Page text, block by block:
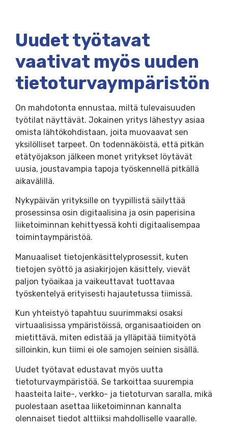
Uudet työtavat
vaativat myös uuden
tietoturvaympäristön
On mahdotonta ennustaa, miltä tulevaisuuden
työtilat näyttävät. Jokainen yritys lähestyy asiaa
omista lähtökohdistaan, joita muovaavat sen
yksilölliset tarpeet. On todennäköistä, että pitkän
etätyöjakson jälkeen monet yritykset löytävät
uusia, joustavampia tapoja työskennellä pitkällä
aikavälillä.
Nykypäivän yrityksille on tyypillistä säilyttää
prosessinsa osin digitaalisina ja osin paperisina
liiketoiminnan kehittyessä kohti digitaalisempaa
toimintaympäristöä.
Manuaaliset tietojenkäsittelyprosessit, kuten
tietojen syöttö ja asiakirjojen käsittely, vievät
paljon työaikaa ja vaikeuttavat tuottavaa
työskentelyä erityisesti hajautetussa tiimissä.
Kun yhteistyö tapahtuu suurimmaksi osaksi
virtuaalisissa ympäristöissä, organisaatioiden on
mietittävä, miten edistää ja ylläpitää tiimityötä
silloinkin, kun tiimi ei ole samojen seinien sisällä.
Uudet työtavat edustavat myös uutta
tietoturvaympäristöä. Se tarkoittaa suurempia
haasteita laite-, verkko- ja tietoturvan saralla, mikä
puolestaan asettaa liiketoiminnan kannalta
olennaiset tiedot alttiiksi mahdolliselle vaaralle.